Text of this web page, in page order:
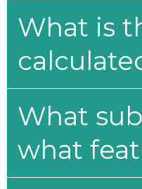
What is
What
what